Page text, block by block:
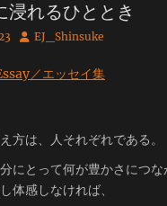
浸れるひととき
投
者
EJ_Shinsuke
／エッセイ集
方は、人それぞれである。
にとって何が豊かさにつ
体感しなければ、